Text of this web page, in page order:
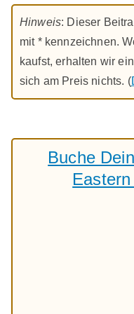
Hinweis: Dieser
mit * kennzeichnen.
kaufst, erhalten wir
sich am Preis nichts. (
Buche